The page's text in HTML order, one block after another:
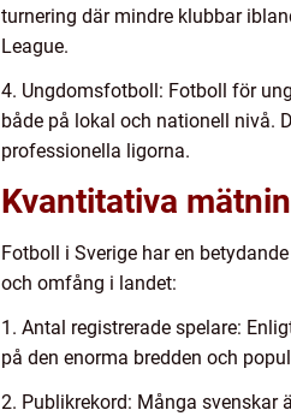
turnering där mindre klubbar
League.
4. Ungdomsfotboll: Fotboll för
både på lokal och nationell nivå.
professionella ligorna.
Kvantitativa
Fotboll i Sverige har en
och omfång i landet:
1. Antal registrerade spelare:
på den enorma bredden och
2. Publikrekord: Många svenskar